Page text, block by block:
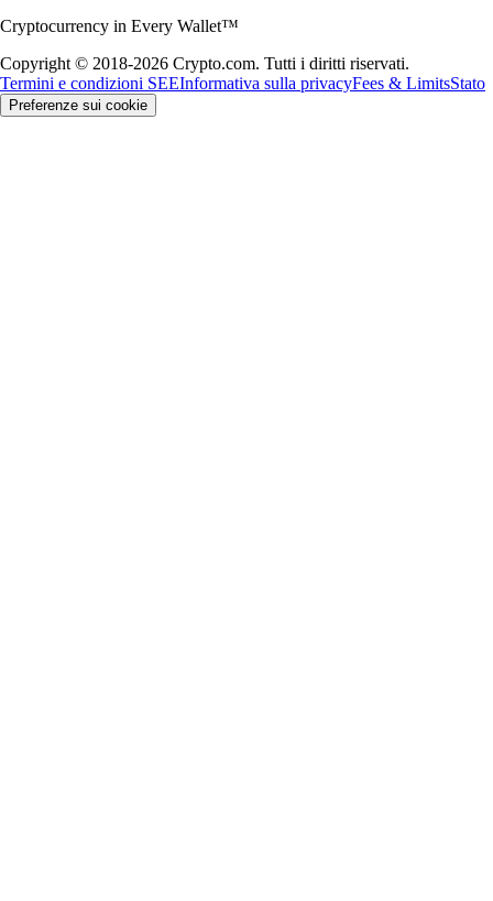
Cryptocurrency in Every Wallet™
Copyright © 2018-2026 Crypto.com. Tutti i diritti riservati.
Termini e condizioni SEEInformativa sulla privacyFees & LimitsStato
Preferenze sui cookie